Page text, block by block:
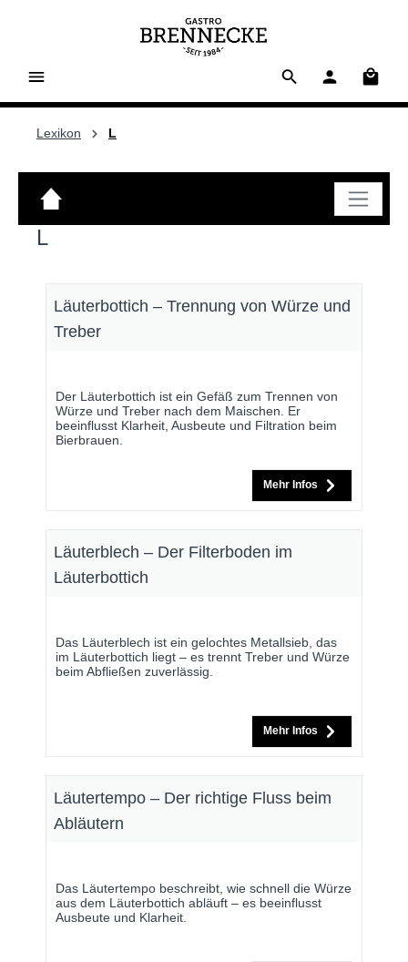
Lexikon L
L
Läuterbottich – Trennung von Würze und
Treber
Der Läuterbottich ist ein Gefäß zum Trennen von
Würze und Treber nach dem Maischen. Er
beeinflusst Klarheit, Ausbeute und Filtration beim
Bierbrauen.
Mehr Infos
Läuterblech – Der Filterboden im
Läuterbottich
Das Läuterblech ist ein gelochtes Metallsieb, das
im Läuterbottich liegt – es trennt Treber und Würze
beim Abfließen zuverlässig.
Mehr Infos
Läutertempo – Der richtige Fluss beim
Abläutern
Das Läutertempo beschreibt, wie schnell die Würze
aus dem Läuterbottich abläuft – es beeinflusst
Ausbeute und Klarheit.